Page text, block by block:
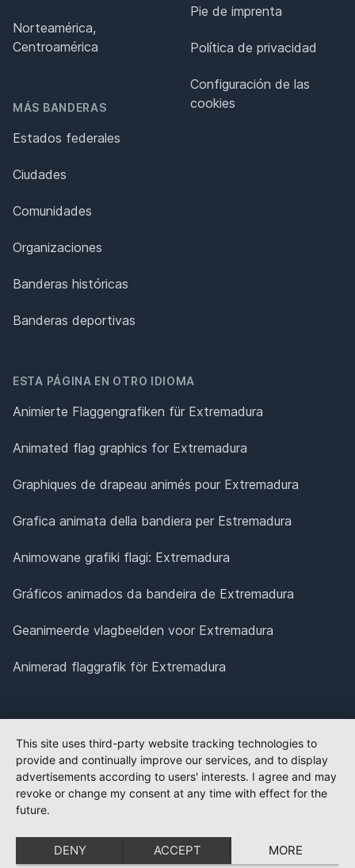
Norteamérica,
Centroamérica
MÁS BANDERAS
Estados federales
Ciudades
Comunidades
Organizaciones
Banderas históricas
Banderas deportivas
Pie de imprenta
Política de privacidad
Configuración de las
cookies
ESTA PÁGINA EN OTRO IDIOMA
Animierte Flaggengrafiken für Extremadura
Animated flag graphics for Extremadura
Graphiques de drapeau animés pour Extremadura
Grafica animata della bandiera per Estremadura
Animowane grafiki flagi: Extremadura
Gráficos animados da bandeira de Extremadura
Geanimeerde vlagbeelden voor Extremadura
Animerad flaggrafik för Extremadura
This site uses third-party website tracking technologies to
provide and continually improve our services, and to display
advertisements according to users' interests. I agree and may
revoke or change my consent at any time with effect for the
future.
DENY ACCEPT MORE